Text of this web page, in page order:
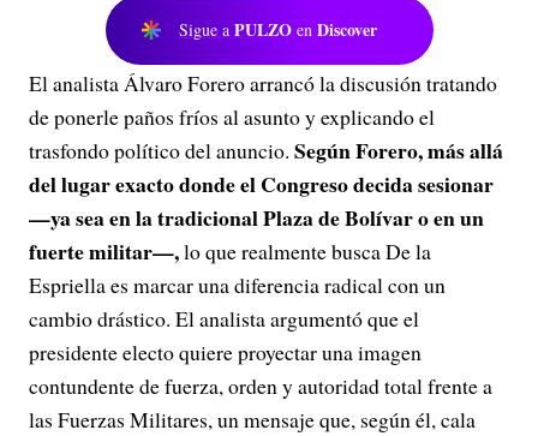
Sigue a PULZO en Discover
El analista Álvaro Forero arrancó la discusión tratando
de ponerle paños fríos al asunto y explicando el
trasfondo político del anuncio. Según Forero, más allá
del lugar exacto donde el Congreso decida sesionar
—ya sea en la tradicional Plaza de Bolívar o en un
fuerte militar—,lo que realmente busca De la
Espriella es marcar una diferencia radical con un
cambio drástico. El analista argumentó que el
presidente electo quiere proyectar una imagen
contundente de fuerza, orden y autoridad total frente a
las Fuerzas Militares, un mensaje que, según él, cala